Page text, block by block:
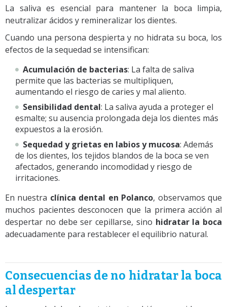
La saliva es esencial para mantener la boca limpia,
neutralizar ácidos y remineralizar los dientes.
Cuando una persona despierta y no hidrata su boca, los
efectos de la sequedad se intensifican:
Acumulación de bacterias: La falta de saliva
permite que las bacterias se multipliquen,
aumentando el riesgo de caries y mal aliento.
Sensibilidad dental: La saliva ayuda a proteger el
esmalte; su ausencia prolongada deja los dientes más
expuestos a la erosión.
Sequedad y grietas en labios y mucosa: Además
de los dientes, los tejidos blandos de la boca se ven
afectados, generando incomodidad y riesgo de
irritaciones.
En nuestra clínica dental en Polanco, observamos que
muchos pacientes desconocen que la primera acción al
despertar no debe ser cepillarse, sino hidratar la boca
adecuadamente para restablecer el equilibrio natural.
Consecuencias de no hidratar la boca
al despertar